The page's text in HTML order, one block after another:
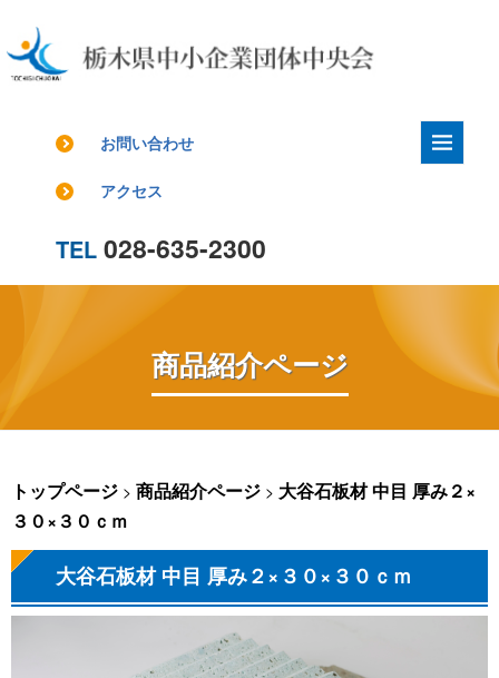
お問い合わせ
アクセス
TEL 028-635-2300
商品紹介ページ
トップページ > 商品紹介ページ > 大谷石板材 中目 厚み２×
３０×３０ｃｍ
大谷石板材 中目 厚み２×３０×３０ｃｍ